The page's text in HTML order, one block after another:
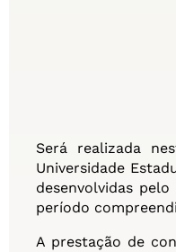
Será realizada
Universidade
desenvolvidas
período
A prestação de